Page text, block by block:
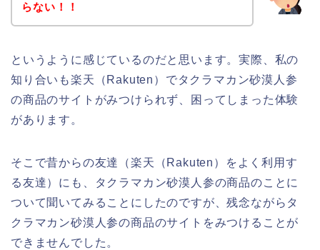
らない！！
というように感じているのだと思います。実際、私の
知り合いも楽天（Rakuten）でタクラマカン砂漠人参
の商品のサイトがみつけられず、困ってしまった体験
があります。
そこで昔からの友達（楽天（Rakuten）をよく利用す
る友達）にも、タクラマカン砂漠人参の商品のことに
ついて聞いてみることにしたのですが、残念ながらタ
クラマカン砂漠人参の商品のサイトをみつけることが
できませんでした。